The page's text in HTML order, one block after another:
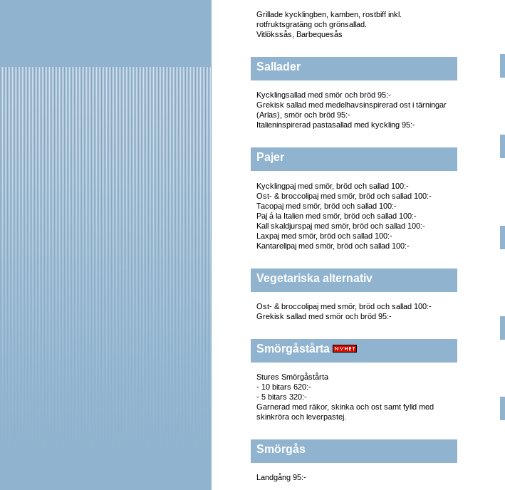
Grillade kycklingben, kamben, rostbiff inkl.
rotfruktsgratäng och grönsallad.
Vitlökssås, Barbequesås
Sallader
Kycklingsallad med smör och bröd 95:-
Grekisk sallad med medelhavsinspirerad ost i tärningar
(Arlas), smör och bröd 95:-
Italieninspirerad pastasallad med kyckling 95:-
Pajer
Kycklingpaj med smör, bröd och sallad 100:-
Ost- & broccolipaj med smör, bröd och sallad 100:-
Tacopaj med smör, bröd och sallad 100:-
Paj á la Italien med smör, bröd och sallad 100:-
Kall skaldjurspaj med smör, bröd och sallad 100:-
Laxpaj med smör, bröd och sallad 100:-
Kantarellpaj med smör, bröd och sallad 100:-
Vegetariska alternativ
Ost- & broccolipaj med smör, bröd och sallad 100:-
Grekisk sallad med smör och bröd 95:-
Smörgåstårta
Stures Smörgåstårta
- 10 bitars 620:-
- 5 bitars 320:-
Garnerad med räkor, skinka och ost samt fylld med
skinkröra och leverpastej.
Smörgås
Landgång 95:-